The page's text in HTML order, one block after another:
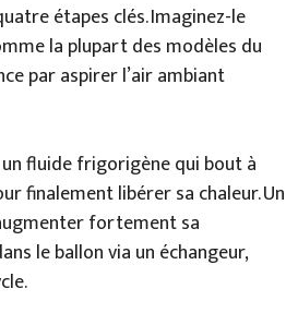
étapes clés. Imaginez-le
la plupart des modèles du
par aspirer l’air ambiant
fluide frigorigène qui bout à
finalement libérer sa chaleur. Un
fortement sa
le ballon via un échangeur,